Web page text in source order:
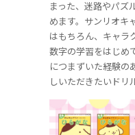
まった、迷路やパズ
めます。サンリオキ
はもちろん、キャラ
数字の学習をはじめ
につまずいた経験の
しいただきたいドリ